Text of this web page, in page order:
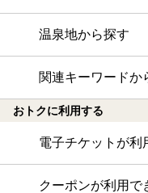
温泉地から探す
関連キーワードか
おトクに利用する
電子チケットが利
クーポンが利用で